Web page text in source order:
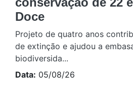
Doce
Projeto de quatro anos
de extinção e ajudou a
biodiversida...
Data: 05/08/26